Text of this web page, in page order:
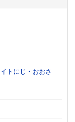
トにじ・おおさ